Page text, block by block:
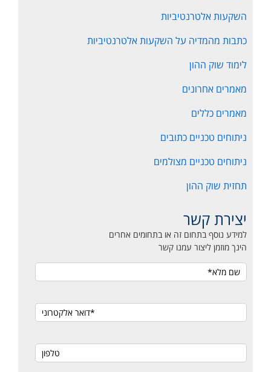
השקעות אלטרנטיביות
כתבות מהמדיה על השקעות אלטרנטיביות
לימוד שוק ההון
מאמרים אחרונים
מאמרים כללים
ניתוחים טכניים כתובים
ניתוחים טכניים מצולמים
תחזית שוק ההון
יצירת קשר
למידע נוסף בתחום זה או בתחומים אחרים
הינך מוזמן ליצור עמנו קשר